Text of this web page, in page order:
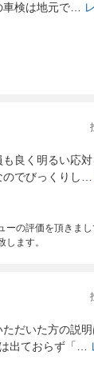
検は地元で…
良く明るい応
でびっくりし…
の評価を頂きま
ます。
だいた方の説
出ておらず「…